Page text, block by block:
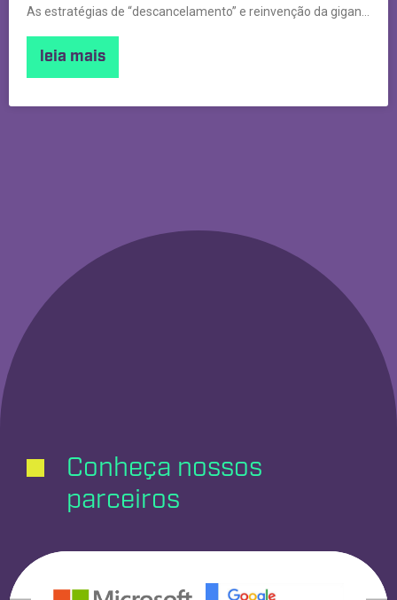
leia mais
Conheça nossos
parceiros